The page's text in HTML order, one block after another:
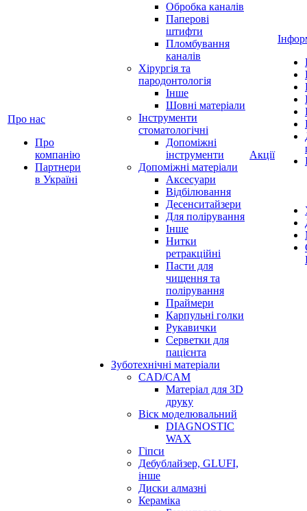
Про нас
Про
компанію
Партнери
в Україні
Обробка каналів
Паперові
штифти
Пломбування
каналів
Хірургія та
пародонтологія
Інше
Шовні матеріали
Інструменти
стоматологічні
Допоміжні
інструменти
Допоміжні матеріали
Аксесуари
Відбілювання
Десенситайзери
Для полірування
Інше
Нитки
ретракційні
Пасти для
чищення та
полірування
Праймери
Карпульні голки
Рукавички
Серветки для
пацієнта
Зуботехнічні матеріали
CAD/CAM
Матеріал для 3D
друку
Віск моделювальний
DIAGNOSTIC
WAX
Гіпси
Дебублайзер, GLUFI,
інше
Диски алмазні
Кераміка
Акції